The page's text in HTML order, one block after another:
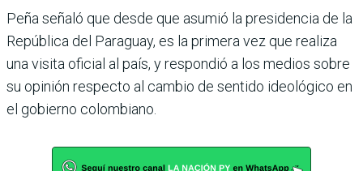
Peña señaló que desde que asumió la presidencia de la
República del Paraguay, es la primera vez que realiza
una visita oficial al país, y respondió a los medios sobre
su opinión respecto al cambio de sentido ideológico en
el gobierno colombiano.